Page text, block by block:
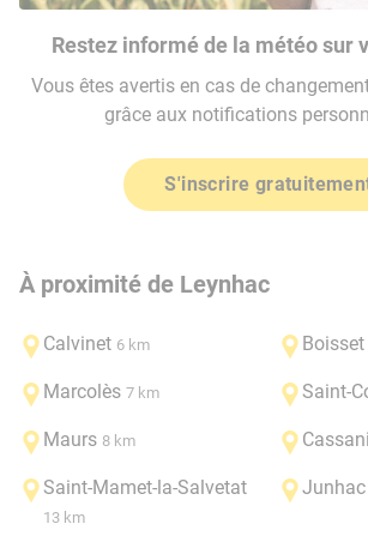
Restez informé de la météo sur
Vous êtes avertis en cas de
grâce aux notifications
S'inscrire
À proximité de Leynhac
Calvinet 6 km Boisset
Marcolès 7 km Saint-
Maurs 8 km
Saint-Mamet-la-Salvetat
13 km
Junhac